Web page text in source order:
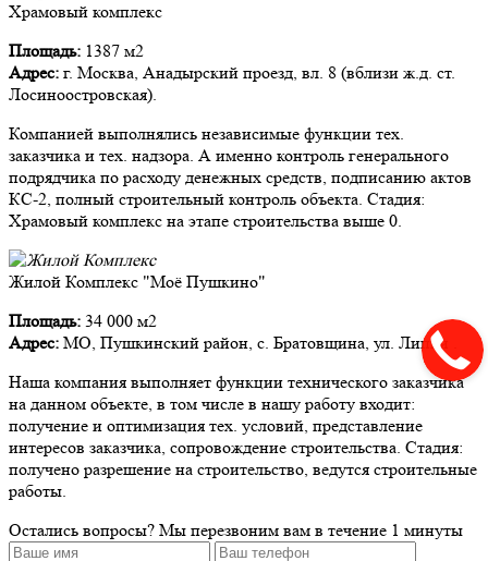
Храмовый комплекс
Площадь: 1387 м2
Адрес: г. Москва, Анадырский проезд, вл. 8 (вблизи ж.д. ст.
Лосиноостровская).
Компанией выполнялись независимые функции тех.
заказчика и тех. надзора. А именно контроль генерального
подрядчика по расходу денежных средств, подписанию актов
КС-2, полный строительный контроль объекта. Стадия:
Храмовый комплекс на этапе строительства выше 0.
Жилой Комплекс "Моё Пушкино"
Площадь: 34 000 м2
Адрес: МО, Пушкинский район, с. Братовщина, ул. Липки .
Наша компания выполняет функции технического заказчика
на данном объекте, в том числе в нашу работу входит:
получение и оптимизация тех. условий, представление
интересов заказчика, сопровождение строительства. Стадия:
получено разрешение на строительство, ведутся строительные
работы.
Остались вопросы? Мы перезвоним вам в течение 1 минуты